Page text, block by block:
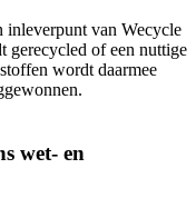
inleverpunt van Wecycle
gerecycled of een nuttige
wordt daarmee
wet- en